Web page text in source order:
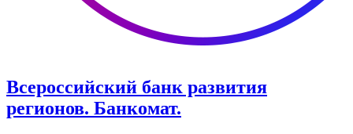
Всероссийский банк развития
регионов. Банкомат.